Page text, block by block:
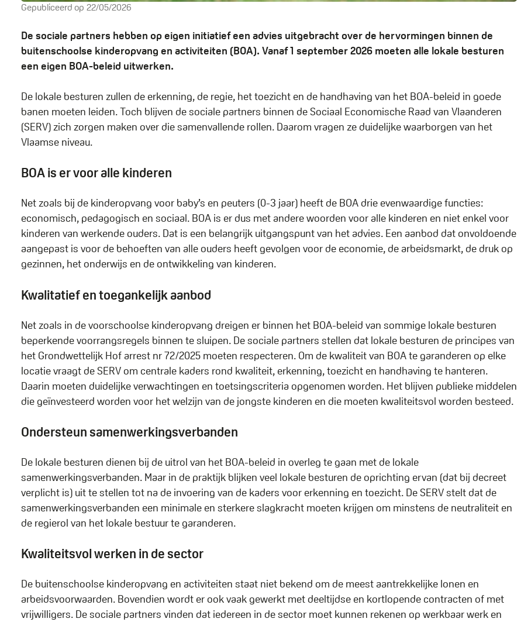
Gepubliceerd op 22/05/2026
De sociale partners hebben op eigen initiatief een advies uitgebracht over de hervormingen binnen de
buitenschoolse kinderopvang en activiteiten (BOA). Vanaf 1 september 2026 moeten alle lokale besturen
een eigen BOA-beleid uitwerken.
De lokale besturen zullen de erkenning, de regie, het toezicht en de handhaving van het BOA-beleid in goede
banen moeten leiden. Toch blijven de sociale partners binnen de Sociaal Economische Raad van Vlaanderen
(SERV) zich zorgen maken over die samenvallende rollen. Daarom vragen ze duidelijke waarborgen van het
Vlaamse niveau.
BOA is er voor alle kinderen
Net zoals bij de kinderopvang voor baby’s en peuters (0-3 jaar) heeft de BOA drie evenwaardige functies:
economisch, pedagogisch en sociaal. BOA is er dus met andere woorden voor alle kinderen en niet enkel voor
kinderen van werkende ouders. Dat is een belangrijk uitgangspunt van het advies. Een aanbod dat onvoldoende
aangepast is voor de behoeften van alle ouders heeft gevolgen voor de economie, de arbeidsmarkt, de druk op
gezinnen, het onderwijs en de ontwikkeling van kinderen.
Kwalitatief en toegankelijk aanbod
Net zoals in de voorschoolse kinderopvang dreigen er binnen het BOA-beleid van sommige lokale besturen
beperkende voorrangsregels binnen te sluipen. De sociale partners stellen dat lokale besturen de principes van
het Grondwettelijk Hof arrest nr 72/2025 moeten respecteren. Om de kwaliteit van BOA te garanderen op elke
locatie vraagt de SERV om centrale kaders rond kwaliteit, erkenning, toezicht en handhaving te hanteren.
Daarin moeten duidelijke verwachtingen en toetsingscriteria opgenomen worden. Het blijven publieke middelen
die geïnvesteerd worden voor het welzijn van de jongste kinderen en die moeten kwaliteitsvol worden besteed.
Ondersteun samenwerkingsverbanden
De lokale besturen dienen bij de uitrol van het BOA-beleid in overleg te gaan met de lokale
samenwerkingsverbanden. Maar in de praktijk blijken veel lokale besturen de oprichting ervan (dat bij decreet
verplicht is) uit te stellen tot na de invoering van de kaders voor erkenning en toezicht. De SERV stelt dat de
samenwerkingsverbanden een minimale en sterkere slagkracht moeten krijgen om minstens de neutraliteit en
de regierol van het lokale bestuur te garanderen.
Kwaliteitsvol werken in de sector
De buitenschoolse kinderopvang en activiteiten staat niet bekend om de meest aantrekkelijke lonen en
arbeidsvoorwaarden. Bovendien wordt er ook vaak gewerkt met deeltijdse en kortlopende contracten of met
vrijwilligers. De sociale partners vinden dat iedereen in de sector moet kunnen rekenen op werkbaar werk en